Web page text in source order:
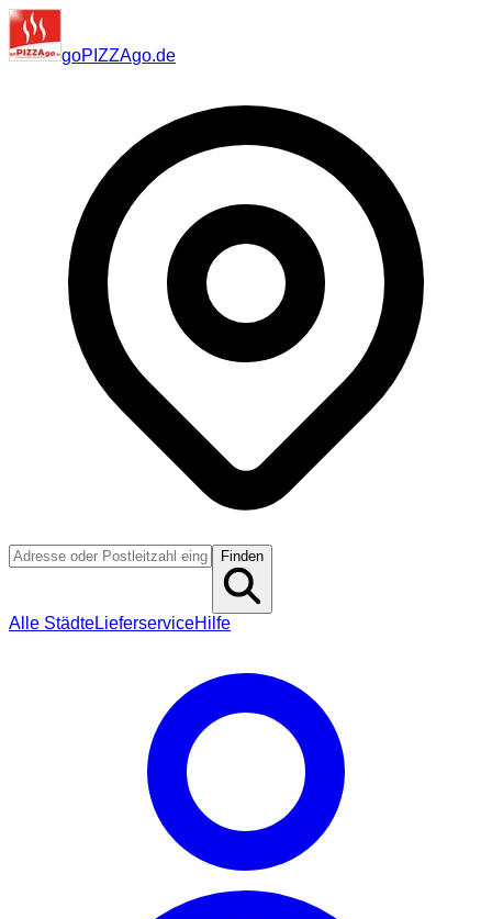
goPIZZAgo.de
Finden
Alle StädteLieferserviceHilfe